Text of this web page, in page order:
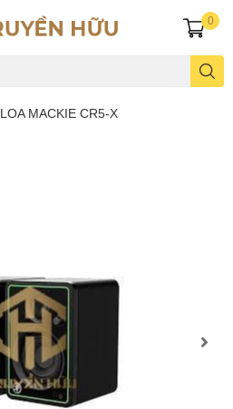
0
LOA MACKIE CR5-X